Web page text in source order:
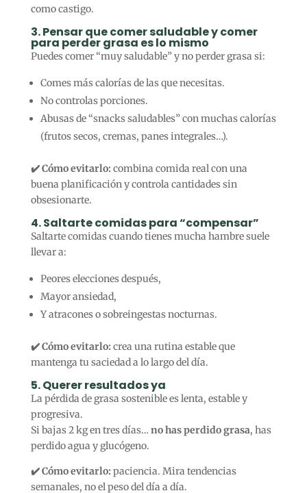
como castigo.
3. Pensar que comer saludable y comer
para perder grasa es lo mismo
Puedes comer “muy saludable” y no perder grasa si:
Comes más calorías de las que necesitas.
No controlas porciones.
Abusas de “snacks saludables” con muchas calorías
(frutos secos, cremas, panes integrales…).
✔️ Cómo evitarlo: combina comida real con una
buena planificación y controla cantidades sin
obsesionarte.
4. Saltarte comidas para “compensar”
Saltarte comidas cuando tienes mucha hambre suele
llevar a:
Peores elecciones después,
Mayor ansiedad,
Y atracones o sobreingestas nocturnas.
✔️ Cómo evitarlo: crea una rutina estable que
mantenga tu saciedad a lo largo del día.
5. Querer resultados ya
La pérdida de grasa sostenible es lenta, estable y
progresiva.
Si bajas 2 kg en tres días… no has perdido grasa, has
perdido agua y glucógeno.
✔️ Cómo evitarlo: paciencia. Mira tendencias
semanales, no el peso del día a día.